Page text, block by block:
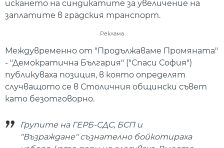
искането на синдикатите за увеличение на
заплатите в градския транспорт.
Реклама
Междувременно от "Продължаваме Промяната"
- "Демократична България" ("Спаси София")
публикуваха позиция, в която определят
случващото се в Столичния общински съвет
като безотговорно.
Групите на ГЕРБ-СДС, БСП и
"Възраждане" съзнателно бойкотираха